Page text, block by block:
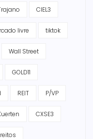
CIEL3
livre tiktok
Wall Street
GOLD11
REIT P/VP
CXSE3